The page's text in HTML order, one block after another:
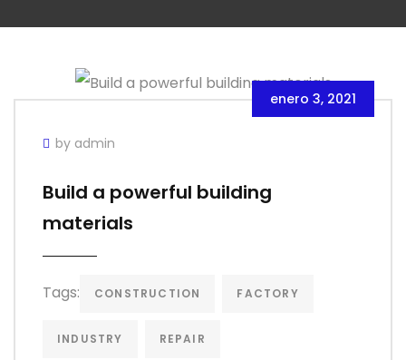
enero 3, 2021
by admin
Build a powerful building
materials
Tags: CONSTRUCTION FACTORY
INDUSTRY REPAIR